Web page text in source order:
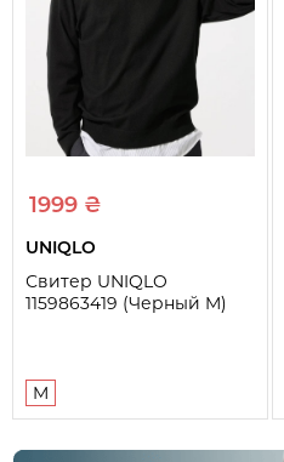
1999 ₴
UNIQLO
Свитер UNIQLO
1159863419 (Черный M)
M